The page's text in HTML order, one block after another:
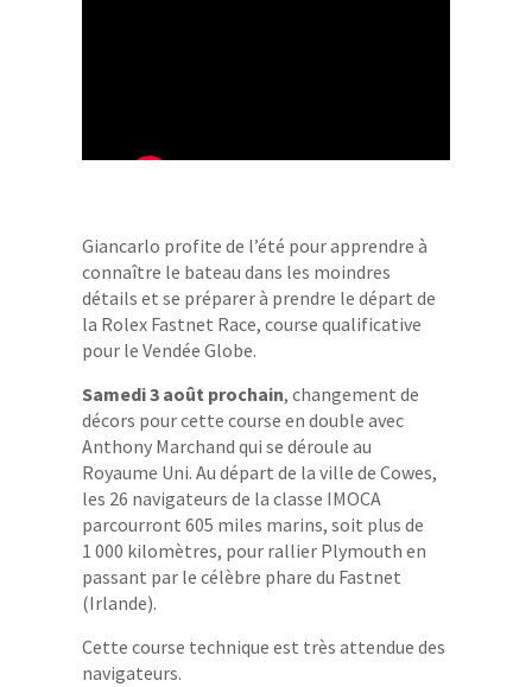
Giancarlo profite de l’été pour apprendre à
connaître le bateau dans les moindres
détails et se préparer à prendre le départ de
la Rolex Fastnet Race, course qualificative
pour le Vendée Globe.
Samedi 3 août prochain, changement de
décors pour cette course en double avec
Anthony Marchand qui se déroule au
Royaume Uni. Au départ de la ville de Cowes,
les 26 navigateurs de la classe IMOCA
parcourront 605 miles marins, soit plus de
1 000 kilomètres, pour rallier Plymouth en
passant par le célèbre phare du Fastnet
(Irlande).
Cette course technique est très attendue des
navigateurs.